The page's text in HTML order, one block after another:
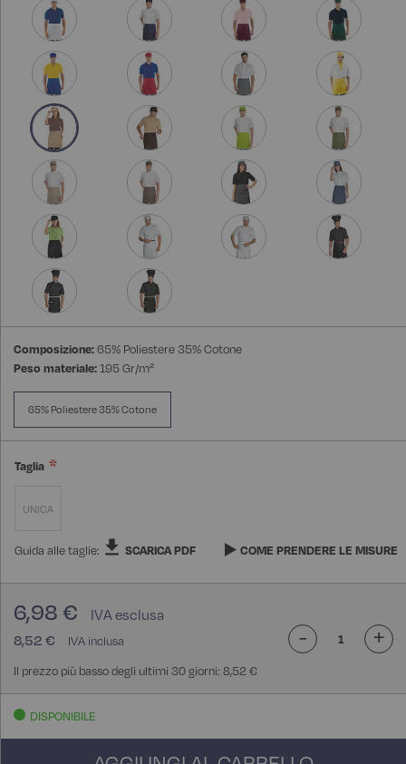
Composizione:65% Poliestere 35% Cotone
Peso materiale:195 Gr/m²
65% Poliestere 35% Cotone
Taglia
UNICA
Guida alle taglie: SCARICA PDF COME PRENDERE LE MISURE
8,52 €
6,98 €
Il prezzo più basso degli ultimi 30 giorni: 8,52 €
- +
DISPONIBILE